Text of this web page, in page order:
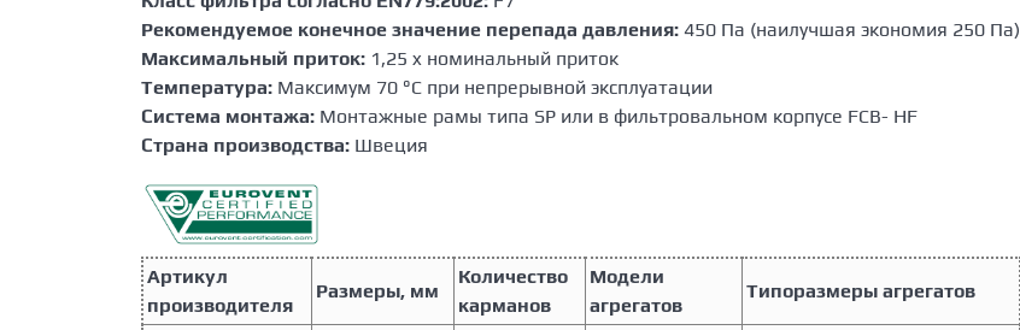
Рекомендуемое конечное значение перепада давления: 450 Пa (наилучшая экономия 250 Пa)
Максимальный приток: 1,25 x номинальный приток
Температура: Максимум 70 °C при непрерывной эксплуатации
Система монтажа: Монтажные рамы типа SP или в фильтровальном корпусе FCB- HF
Страна производства: Швеция
Артикул
производителя
Размеры, мм
Количество
карманов
Модели
агрегатов
Типоразмеры агрегатов